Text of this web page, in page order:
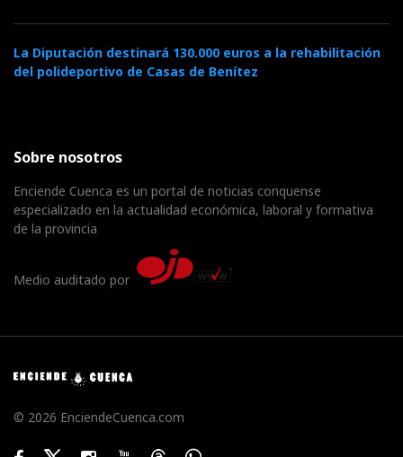
La Diputación destinará 130.000 euros a la rehabilitación
del polideportivo de Casas de Benítez
Sobre nosotros
Enciende Cuenca es un portal de noticias conquense
especializado en la actualidad económica, laboral y formativa
de la provincia
Medio auditado por
© 2026 EnciendeCuenca.com